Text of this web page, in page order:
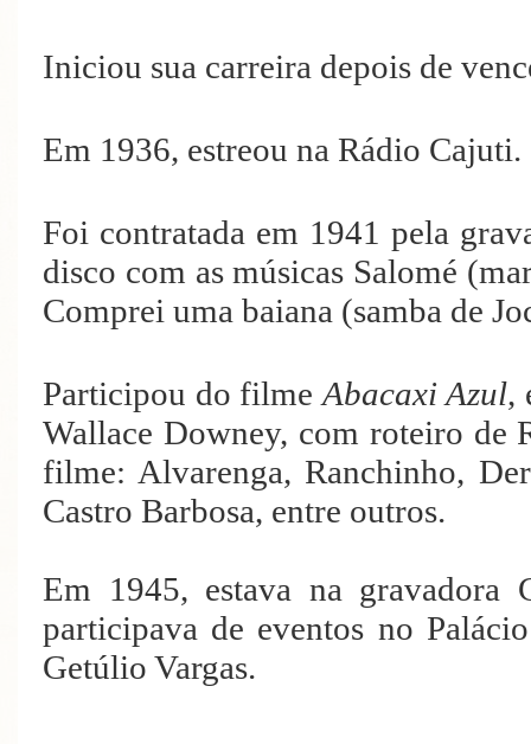
Iniciou sua carreira depois de
Em 1936, estreou na Rádio Cajuti.
Foi contratada em 1941 pela
disco com as músicas Salomé
Comprei uma baiana (samba de
Participou do filmeAbacaxi Azul,
Wallace Downey, com roteiro de
filme: Alvarenga, Ranchinho,
Castro Barbosa, entre outros.
Em 1945, estava na gravadora
participava de eventos no
Getúlio Vargas.